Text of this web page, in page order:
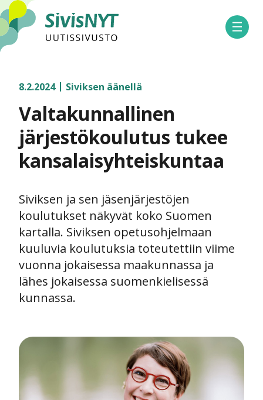
SivisNYT
Avaa
8.2.2024 Siviksen äänellä
Valtakunnallinen
järjestökoulutus tukee
kansalaisyhteiskuntaa
Siviksen ja sen jäsenjärjestöjen
koulutukset näkyvät koko Suomen
kartalla. Siviksen opetusohjelmaan
kuuluvia koulutuksia toteutettiin viime
vuonna jokaisessa maakunnassa ja
lähes jokaisessa suomenkielisessä
kunnassa.